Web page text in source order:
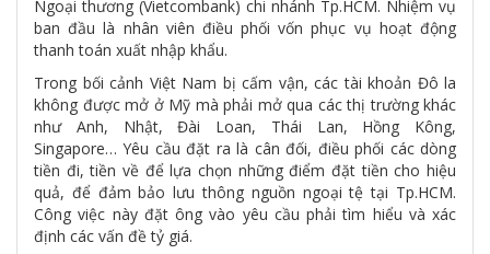
Ngoại thương (Vietcombank) chi nhánh Tp.HCM. Nhiệm vụ
ban đầu là nhân viên điều phối vốn phục vụ hoạt động
thanh toán xuất nhập khẩu.
Trong bối cảnh Việt Nam bị cấm vận, các tài khoản Đô la
không được mở ở Mỹ mà phải mở qua các thị trường khác
như Anh, Nhật, Đài Loan, Thái Lan, Hồng Kông,
Singapore… Yêu cầu đặt ra là cân đối, điều phối các dòng
tiền đi, tiền về để lựa chọn những điểm đặt tiền cho hiệu
quả, để đảm bảo lưu thông nguồn ngoại tệ tại Tp.HCM.
Công việc này đặt ông vào yêu cầu phải tìm hiểu và xác
định các vấn đề tỷ giá.